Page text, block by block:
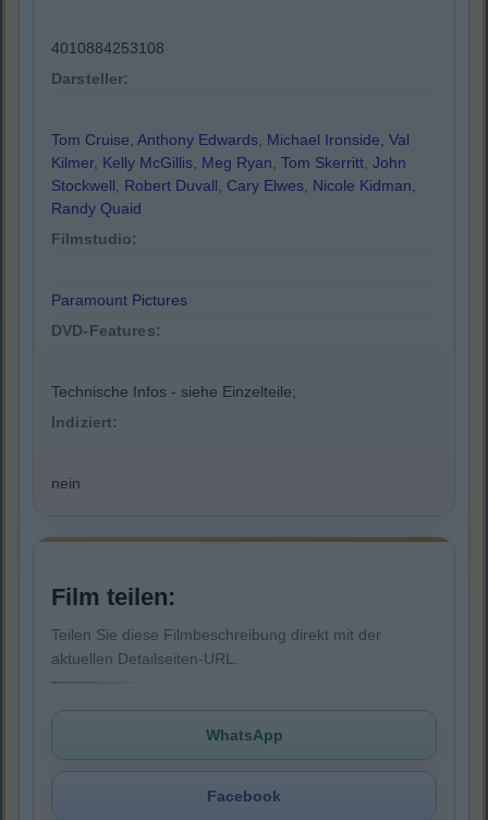
4010884253108
Darsteller:
Tom Cruise, Anthony Edwards, Michael Ironside, Val
Kilmer, Kelly McGillis, Meg Ryan, Tom Skerritt, John
Stockwell, Robert Duvall, Cary Elwes, Nicole Kidman,
Randy Quaid
Filmstudio:
Paramount Pictures
DVD-Features:
Technische Infos - siehe Einzelteile;
Indiziert:
nein
Film teilen:
Teilen Sie diese Filmbeschreibung direkt mit der
aktuellen Detailseiten-URL.
WhatsApp
Facebook